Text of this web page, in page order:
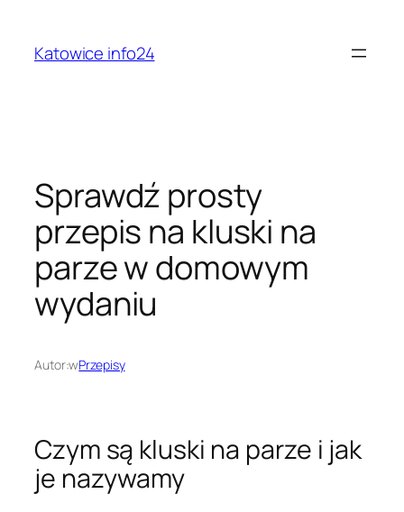
treściKatowice info24
Sprawdź prosty
przepis na kluski na
parze w domowym
wydaniu
Autor:wPrzepisy
Czym są kluski na parze i jak
je nazywamy